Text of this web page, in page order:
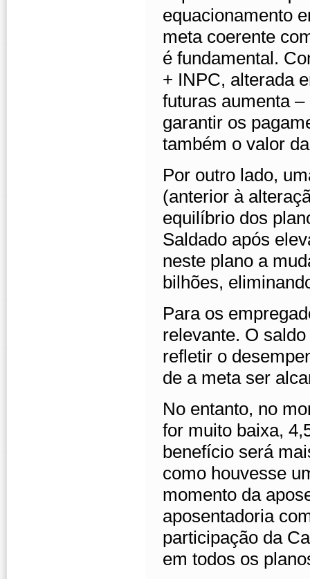
equacionamento
meta coerente
é fundamental.
+ INPC, alterada
futuras aumenta
garantir os
também o valor
Por outro lado,
(anterior à
equilíbrio dos
Saldado após
neste plano a
bilhões,
Para os
relevante. O
refletir o
de a meta ser
No entanto, no
for muito baixa,
benefício será
como houvesse
momento da
aposentadoria
participação da
em todos os